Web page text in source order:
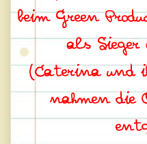
beim Green
als Sieger
(Caterina und
nahmen die